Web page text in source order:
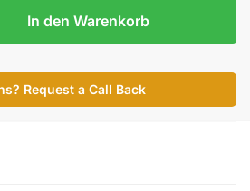
In den Warenkorb
Request a Call Back